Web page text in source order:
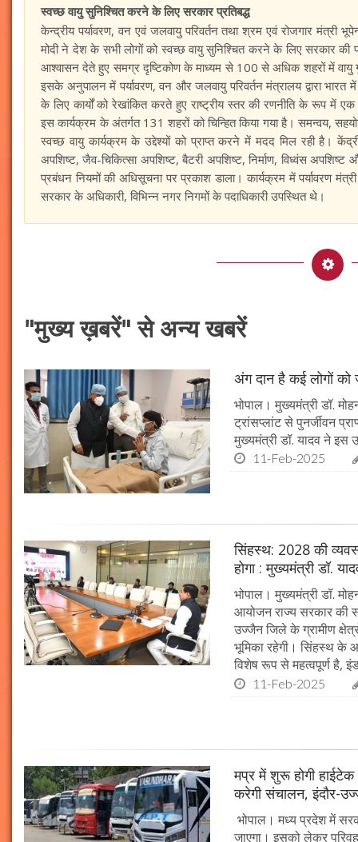
स्वच्छ वायु सुनिश्चित करने के लिए सरकार प्रतिबद्ध
केन्द्रीय पर्यावरण, वन एवं जलवायु परिवर्तन तथा श्रम एवं रोजगार
मोदी ने देश के सभी लोगों को स्वच्छ वायु सुनिश्चित करने के लिए सरकार की
आश्वासन देते हुए समग्र दृष्टिकोण के माध्यम से 100 से अधिक शहरों में वायु
इसके अनुपालन में पर्यावरण, वन और जलवायु परिवर्तन मंत्रालय द्वारा
के लिए कार्यों को रेखांकित करते हुए राष्ट्रीय स्तर की रणनीति के रूप में एक
इस कार्यक्रम के अंतर्गत 131 शहरों को चिन्हित किया गया है। समन्वय,
स्वच्छ वायु कार्यक्रम के उद्देश्यों को प्राप्त करने में मदद मिल रही है।
अपशिष्ट, जैव-चिकित्सा अपशिष्ट, बैटरी अपशिष्ट, निर्माण, विध्वंस
प्रबंधन नियमों की अधिसूचना पर प्रकाश डाला। कार्यक्रम में पर्यावरण
सरकार के अधिकारी, विभिन्न नगर निगमों के पदाधिकारी उपस्थित थे।
"मुख्य ख़बरें" से अन्य खबरें
अंग दान है कई लोगों को
भोपाल। मुख्यमंत्री डॉ.
ट्रांसप्लांट से पुनर्जीवन
मुख्यमंत्री डॉ. यादव ने इस
11-Feb-2025
सिंहस्थ: 2028 की
होगा : मुख्यमंत्री डॉ.
भोपाल। मुख्यमंत्री डॉ.
आयोजन राज्य सरकार की
उज्जैन जिले के ग्रामीण
भूमिका रहेगी। सिंहस्थ के
विशेष रूप से महत्वपूर्ण है,
11-Feb-2025
मप्र में शुरू होगी
करेगी संचालन, इंदौर-
भोपाल। मध्य प्रदेश में
जाएगा। इसको लेकर
Beauty Tips | बादाम और एलोवेरा जेल से आसानी से
घर पर ही बनाएं काजल और मॉइश्चराइजर
mp mirror samachar seva